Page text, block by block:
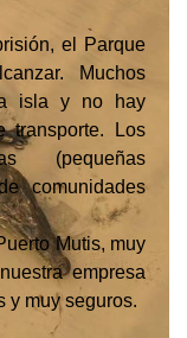
el Parque
Muchos
isla y no hay
transporte. Los
(pequeñas
comunidades
Mutis, muy
empresa
y muy seguros.